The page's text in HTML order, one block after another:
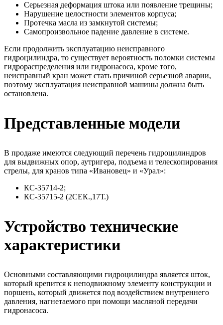
Серьезная деформация штока или появление трещины;
Нарушение целостности элементов корпуса;
Протечка масла из замкнутой системы;
Самопроизвольное падение давление в системе.
Если продолжить эксплуатацию неисправного
гидроцилиндра, то существует вероятность поломки системы
гидрораспределения или гидронасоса, кроме того,
неисправный кран может стать причиной серьезной аварии,
поэтому эксплуатация неисправной машины должна быть
остановлена.
Представленные модели
В продаже имеются следующий перечень гидроцилиндров
для выдвижных опор, аутригера, подъема и телескопирования
стрелы, для кранов типа «Ивановец» и «Урал»:
КС-35714-2;
КС-35715-2 (2СЕК.,17Т.)
Устройство технические
характеристики
Основными составляющими гидроцилиндра является шток,
который крепится к неподвижному элементу конструкции и
поршень, который движется под воздействием внутреннего
давления, нагнетаемого при помощи масляной передачи
гидронасоса.